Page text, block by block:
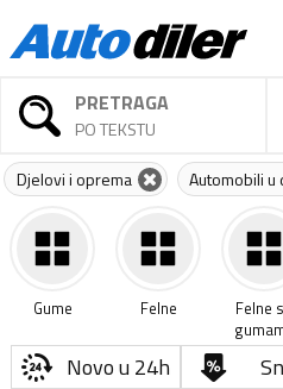
PRETRAGA
PO TEKSTU
Djelovi i oprema Automobili u
Gume Felne
Felne
Novo u 24h